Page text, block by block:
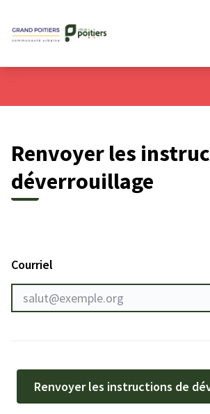
Renvoyer les
déverrouillage
Courriel
Renvoyer les instructions de